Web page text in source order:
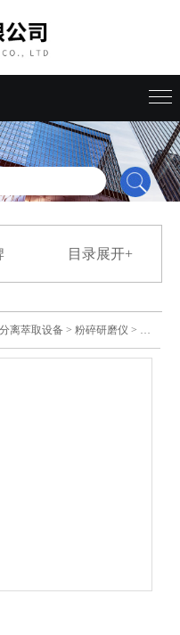
目录展开+
离萃取设备 >粉碎研磨仪 > 净信三维高速振动球磨机